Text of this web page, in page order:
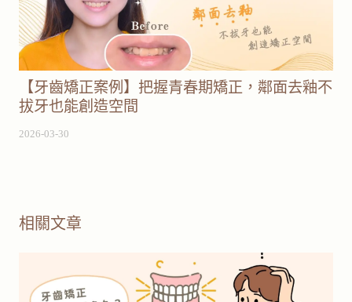
【牙齒矯正案例】把握青春期矯正，鄰面去釉不
拔牙也能創造空間
2026-03-30
相關文章